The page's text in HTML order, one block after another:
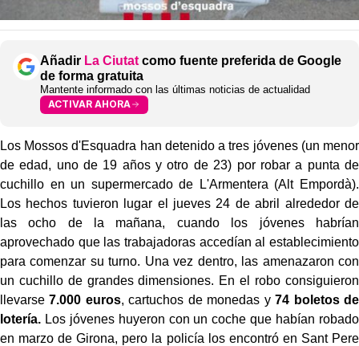
Añadir La Ciutat como fuente preferida de Google
de forma gratuita
Mantente informado con las últimas noticias de actualidad
ACTIVAR AHORA
Los Mossos d'Esquadra han detenido a tres jóvenes (un menor
de edad, uno de 19 años y otro de 23) por robar a punta de
cuchillo en un supermercado de L'Armentera (Alt Empordà).
Los hechos tuvieron lugar el jueves 24 de abril alrededor de
las ocho de la mañana, cuando los jóvenes habrían
aprovechado que las trabajadoras accedían al establecimiento
para comenzar su turno. Una vez dentro, las amenazaron con
un cuchillo de grandes dimensiones. En el robo consiguieron
llevarse7.000 euros, cartuchos de monedas y74 boletos de
lotería. Los jóvenes huyeron con un coche que habían robado
en marzo de Girona, pero la policía los encontró en Sant Pere